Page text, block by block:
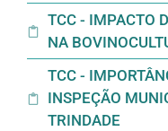
TCC - IMPACTO
NA
TCC -
INSPEÇÃO
TRINDADE